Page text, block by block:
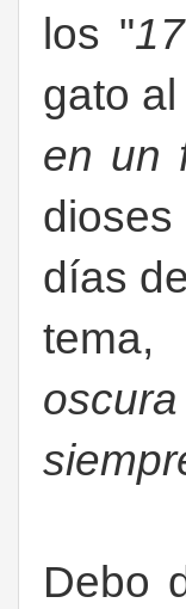
los "
gato
en un
días
tema,
Debo